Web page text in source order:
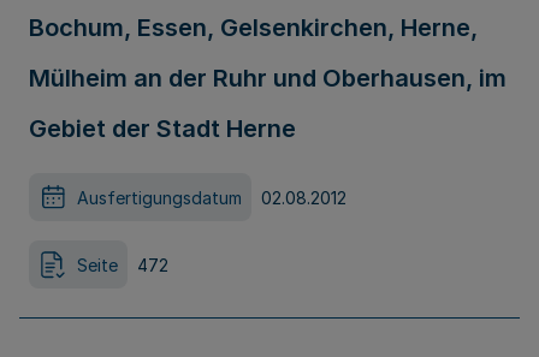
Bochum, Essen, Gelsenkirchen, Herne,
Mülheim an der Ruhr und Oberhausen, im
Gebiet der Stadt Herne
Ausfertigungsdatum 02.08.2012
Seite 472